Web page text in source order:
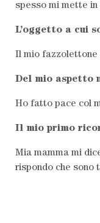
spesso mi mette
L’oggetto a cui
Il mio fazzolettone
Del mio aspetto
Ho fatto pace col
Il mio primo
Mia mamma mi
rispondo che sono